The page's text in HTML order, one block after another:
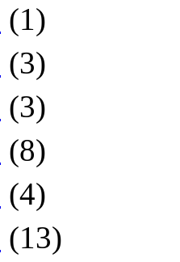
(1)
(3)
(3)
(8)
(4)
(13)